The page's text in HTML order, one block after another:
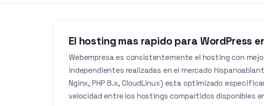
El hosting mas rapido para WordPress
Webempresa es consistentemente el hosting con
independientes realizadas en el mercado
Nginx, PHP 8.x, CloudLinux) esta optimizado
velocidad entre los hostings compartidos disponibles